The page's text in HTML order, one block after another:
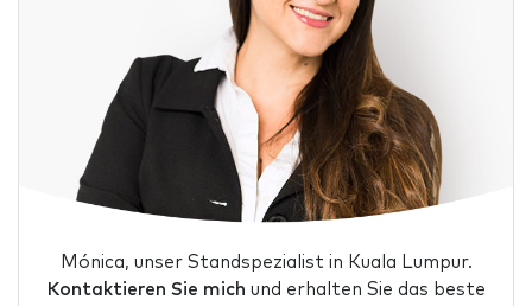
Mónica, unser Standspezialist in Kuala Lumpur.
Kontaktieren Sie mich und erhalten Sie das beste